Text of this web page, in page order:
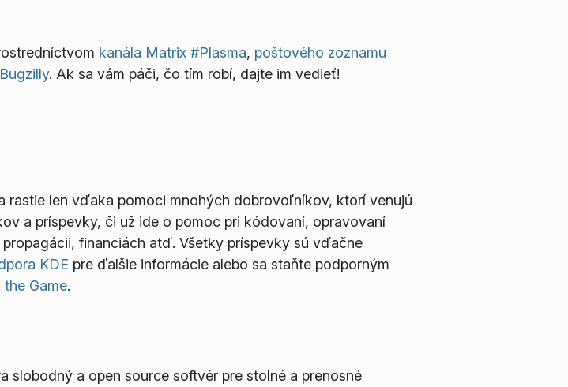
kanála Matrix #Plasma, poštového zoznamu
Bugzilly. Ak sa vám páči, čo tím robí, dajte im vedieť!
rastie len vďaka pomoci mnohých dobrovoľníkov, ktorí venujú
a príspevky, či už ide o pomoc pri kódovaní, opravovaní
financiách atď. Všetky príspevky sú vďačne
KDE pre ďalšie informácie alebo sa staňte podporným
the Game.
a open source softvér pre stolné a prenosné